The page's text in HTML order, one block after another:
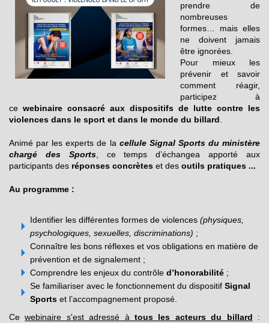
prendre de
nombreuses
formes… mais elles
ne doivent jamais
être ignorées.
Pour mieux les
prévenir et savoir
comment réagir,
participez à
ce webinaire consacré aux dispositifs de lutte contre les
violences dans le sport et dans le monde du billard
Animé par les experts de la cellule Signal Sports du ministère
chargé des Sports, ce temps d’échangea apporté aux
participants des réponses concrètes et des outils pratiques ...
Au programme :
Identifier les différentes formes de violences (physiques,
psychologiques, sexuelles, discriminations) ;
Connaître les bons réflexes et vos obligations en matière de
prévention et de signalement ;
Comprendre les enjeux du contrôle d’honorabilité ;
Se familiariser avec le fonctionnement du dispositif Signal
Sports et l’accompagnement proposé.
Cewebinaire s'est adressé àtous les acteurs du billard :